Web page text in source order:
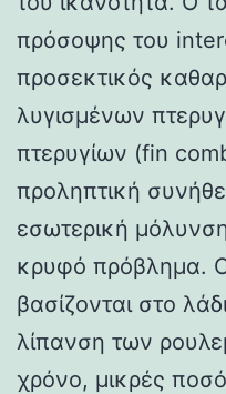
πρόσοψης του
προσεκτικός
λυγισμένων
πτερυγίων (fin
προληπτική
εσωτερική
κρυφό πρόβλημα.
βασίζονται στο
λίπανση των
χρόνο, μικρές